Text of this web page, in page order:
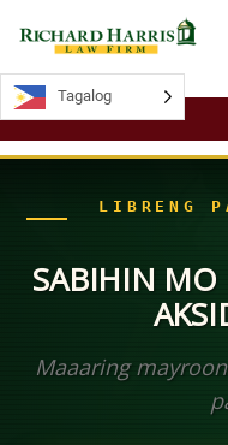
LIBRENG
SABIHIN MO
Maaaring
Tagalog
Tagalog